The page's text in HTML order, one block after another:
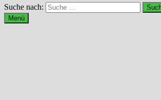
Suche nach:
Menü